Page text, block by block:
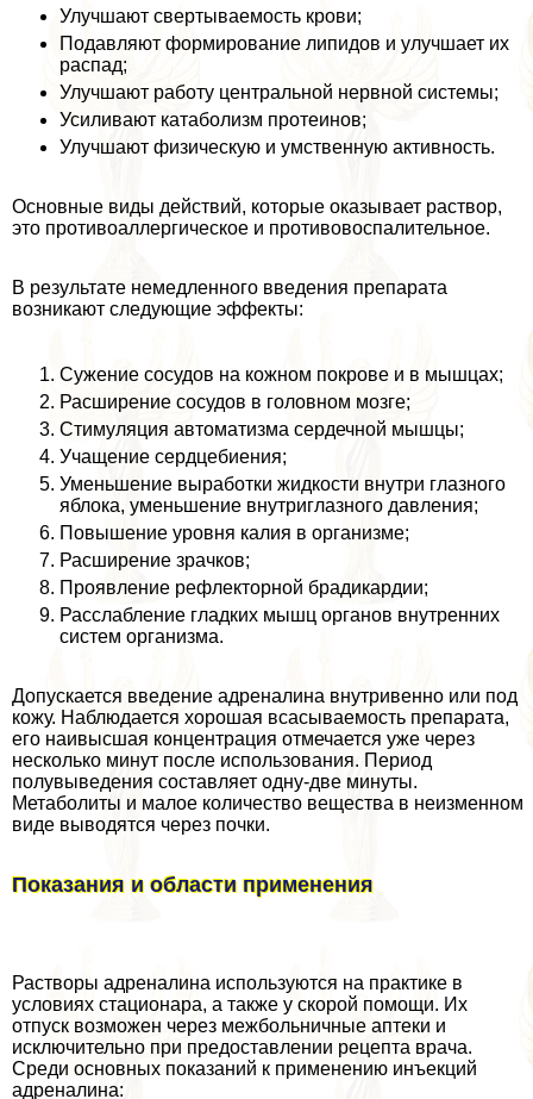
Улучшают свертываемость крови;
Подавляют формирование липидов и улучшает их
распад;
Улучшают работу центральной нервной системы;
Усиливают катаболизм протеинов;
Улучшают физическую и умственную активность.
Основные виды действий, которые оказывает раствор,
это противоаллергическое и противовоспалительное.
В результате немедленного введения препарата
возникают следующие эффекты:
Сужение сосудов на кожном покрове и в мышцах;
Расширение сосудов в головном мозге;
Стимуляция автоматизма сердечной мышцы;
Учащение сердцебиения;
Уменьшение выработки жидкости внутри глазного
яблока, уменьшение внутриглазного давления;
Повышение уровня калия в организме;
Расширение зрачков;
Проявление рефлекторной брадикардии;
Расслабление гладких мышц органов внутренних
систем организма.
Допускается введение адреналина внутривенно или под
кожу. Наблюдается хорошая всасываемость препарата,
его наивысшая концентрация отмечается уже через
несколько минут после использования. Период
полувыведения составляет одну-две минуты.
Метаболиты и малое количество вещества в неизменном
виде выводятся через почки.
Показания и области применения
Растворы адреналина используются на пpaктике в
условиях стационара, а также у скорой помощи. Их
отпуск возможен через межбольничные аптеки и
исключительно при предоставлении рецепта врача.
Среди основных показаний к применению инъекций
адреналина: